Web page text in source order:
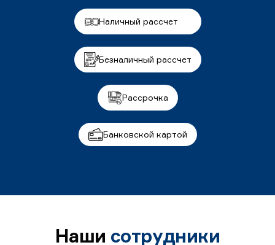
Наличный рассчет
Безналичный рассчет
Рассрочка
Банковской картой
Наши сотрудники